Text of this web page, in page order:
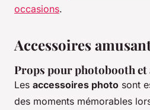
occasions.
Accessoires
Props pour photobooth et
Les accessoires photo sont
des moments mémorables